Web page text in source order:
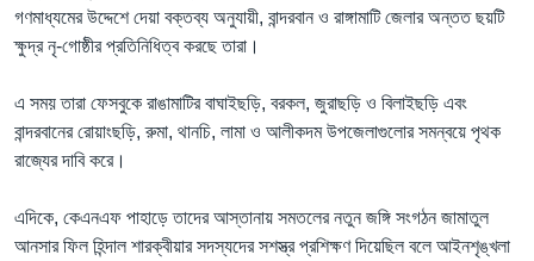
গণমাধ্যমের উদ্দেশে দেয়া বক্তব্য অনুযায়ী, বান্দরবান ও রাঙ্গামাটি জেলার অন্তত ছয়টি
ক্ষুদ্র নৃ-গোষ্ঠীর প্রতিনিধিত্ব করছে তারা।
এ সময় তারা ফেসবুকে রাঙামাটির বাঘাইছড়ি, বরকল, জুরাছড়ি ও বিলাইছড়ি এবং
বান্দরবানের রোয়াংছড়ি, রুমা, থানচি, লামা ও আলীকদম উপজেলাগুলোর সমন্বয়ে পৃথক
রাজ্যের দাবি করে।
এদিকে, কেএনএফ পাহাড়ে তাদের আস্তানায় সমতলের নতুন জঙ্গি সংগঠন জামাতুল
আনসার ফিল হিন্দাল শারক্বীয়ার সদস্যদের সশস্ত্র প্রশিক্ষণ দিয়েছিল বলে আইনশৃঙ্খলা